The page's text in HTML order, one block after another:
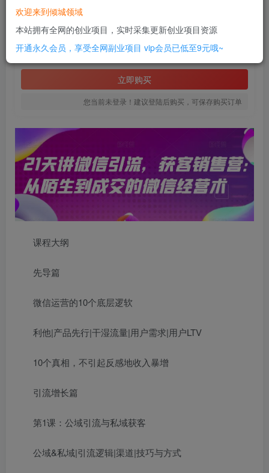
此内容为付费资源，请付费后查看
￥18
SVIP全站会员免费
立即购买
您当前未登录！建议登陆后购买，可保存购买订单
课程大纲
先导篇
微信运营的10个底层逻软
利他|产品先行|干湿流量|用户需求|用户LTV
10个真相，不引起反感地收入暴增
引流增长篇
第1课：公域引流与私域获客
公域&私域|引流逻辑|渠道|技巧与方式
欢迎来到倾城领域
本站拥有全网的创业项目，实时采集更新创业项目资源
开通永久会员，享受全网副业项目 vip会员已低至9元哦~